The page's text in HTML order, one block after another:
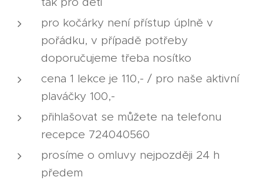
pro kočárky není přístup úplně v
pořádku, v případě potřeby
doporučujeme třeba nosítko
cena 1 lekce je 110,- / pro naše aktivní
plaváčky 100,-
přihlašovat se můžete na telefonu
recepce 724040560
prosíme o omluvy nejpozději 24 h
předem